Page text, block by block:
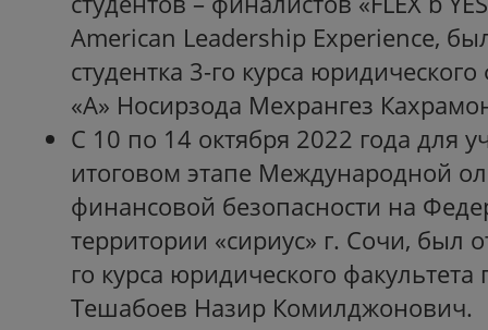
American Leadership Experience,
студентка 3-го курса
«А» Носирзода Мехрангез
С 10 по 14 октября 2022 года для
итоговом этапе Международной
финансовой безопасности на
территории «сириус» г. Сочи, был
го курса юридического факультета
Тешабоев Назир Комилджонович.